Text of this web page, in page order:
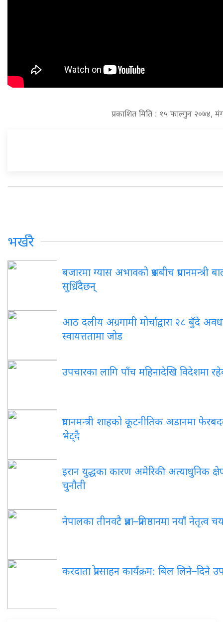
प्रकाशित मिति : १५ फाल्गुन २०७४,
भर्खरै
बजारमा ग्यास अभावको प्रश्नबीच
सुध्रिँदैछन्
आठ दलीय अग्रगामी मोर्चाद्वारा २८ बुँदे
स्वायत्ततामा जोड
उपचारका लागि पाँच महिनादेखि विदेशमा
प्रधानमन्त्री शाहको कूटनीतिक अडानमा
भेट्दै
इरान युद्धका कारण अमेरिकी अत्याधुनिक
चुनौती
नेपालका तीनवटै प्रज्ञा–प्रतिष्ठानमा नयाँ नेतृत्व
करदाता प्रोत्साहन कार्यक्रम: बिल लिने–दिने